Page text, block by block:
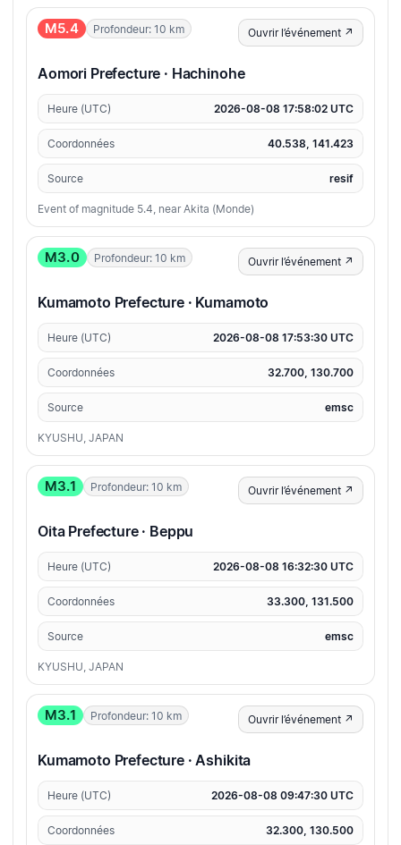
M5.4 Profondeur: 10 km Ouvrir l’événement ↗
Aomori Prefecture · Hachinohe
Heure (UTC) 2026-08-08 17:58:02 UTC
Coordonnées 40.538, 141.423
Source resif
Event of magnitude 5.4, near Akita (Monde)
M3.0 Profondeur: 10 km Ouvrir l’événement ↗
Kumamoto Prefecture · Kumamoto
Heure (UTC) 2026-08-08 17:53:30 UTC
Coordonnées 32.700, 130.700
Source emsc
KYUSHU, JAPAN
M3.1 Profondeur: 10 km Ouvrir l’événement ↗
Oita Prefecture · Beppu
Heure (UTC) 2026-08-08 16:32:30 UTC
Coordonnées 33.300, 131.500
Source emsc
KYUSHU, JAPAN
M3.1 Profondeur: 10 km Ouvrir l’événement ↗
Kumamoto Prefecture · Ashikita
Heure (UTC) 2026-08-08 09:47:30 UTC
Coordonnées 32.300, 130.500